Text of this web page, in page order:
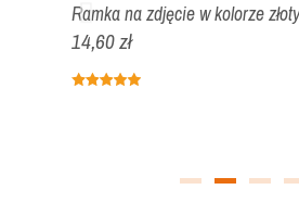
Ramka na zdjęcie w kolorze
14,60 zł